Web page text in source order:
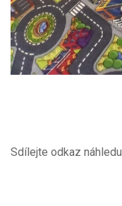
Sdílejte odkaz náhledu